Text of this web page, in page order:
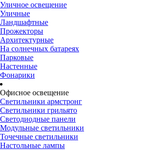
Уличное освещение
Уличные
Ландшафтные
Прожекторы
Архитектурные
На солнечных батареях
Парковые
Настенные
Фонарики
Офисное освещение
Светильники армстронг
Светильники грильято
Светодиодные панели
Модульные светильники
Точечные светильники
Настольные лампы